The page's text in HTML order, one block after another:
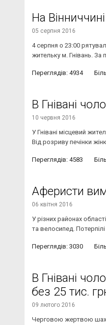
На
05 серпня 2016
4 серпня о 23:00
жительку м. Гнівань. За
Переглядів: 4934
В Гнівані
10 червня 2016
У Гнівані місцевий
Від розриву печінки
Переглядів: 4583
Аферисти
06 квітня 2016
У різних районах
та велосипед.
Переглядів: 3030
В Гнівані
без 25 тис.
09 лютого 2016
Черговою жертвою